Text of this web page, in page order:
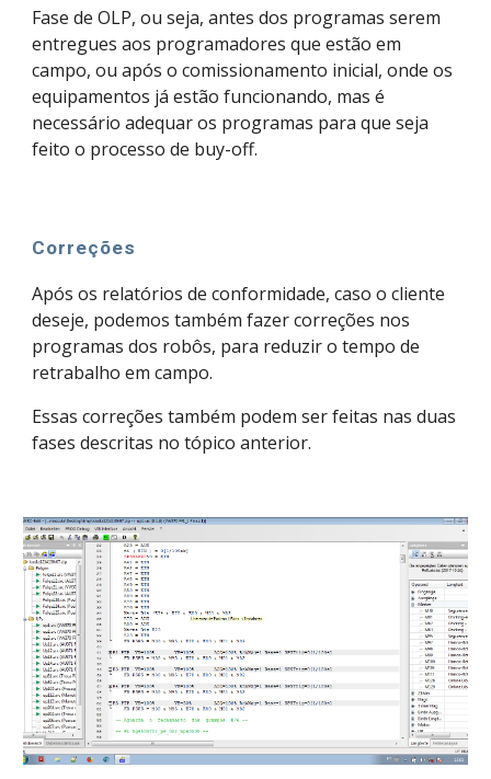
Fase de OLP, ou seja, antes dos programas serem
entregues aos programadores que estão em
campo, ou após o comissionamento inicial, onde os
equipamentos já estão funcionando, mas é
necessário adequar os programas para que seja
feito o processo de buy-off.
Correções
Após os relatórios de conformidade, caso o cliente
deseje, podemos também fazer correções nos
programas dos robôs, para reduzir o tempo de
retrabalho em campo.
Essas correções também podem ser feitas nas duas
fases descritas no tópico anterior.